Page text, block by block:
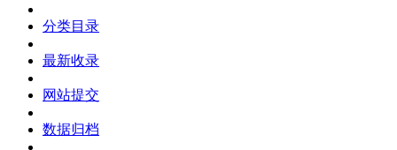
分类目录
最新收录
网站提交
数据归档